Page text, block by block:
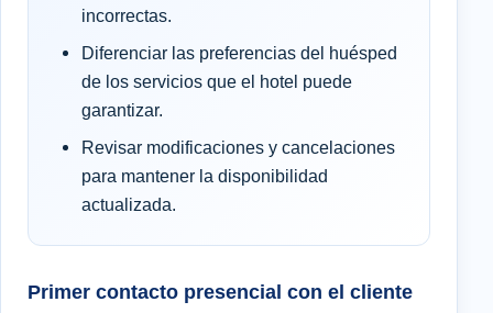
incorrectas.
Diferenciar las preferencias del huésped
de los servicios que el hotel puede
garantizar.
Revisar modificaciones y cancelaciones
para mantener la disponibilidad
actualizada.
Primer contacto presencial con el cliente